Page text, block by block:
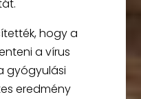
hogy a
a vírus
gyógyulási
eredmény